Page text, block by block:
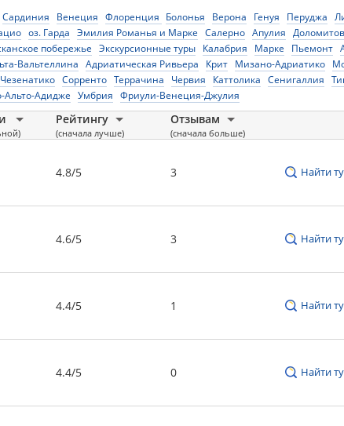
Сардиния Венеция Флоренция Болонья Верона Генуя Перуджа
оз. Гарда Эмилия Романья и Марке Салерно Апулия
побережье Экскурсионные туры Калабрия Марке Пьемонт
Вальтеллина Адриатическая Ривьера Крит Мизано-Адриатико
Чезенатико Сорренто Террачина Червия Каттолика Сенигаллия
Альто-Адидже Умбрия Фриули-Венеция-Джулия
Рейтингу
(сначала лучше)
Отзывам
(сначала больше)
4.8/5 3 Найти
4.6/5 3 Найти
4.4/5 1 Найти
4.4/5 0 Найти